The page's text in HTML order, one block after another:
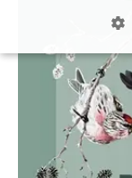
NEZBYTNÉ
FUNKČNÍ
Nezbytné